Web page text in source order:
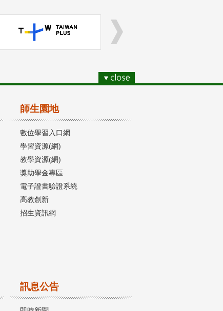
師生園地
數位學習入口網
學習資源(網)
教學資源(網)
獎助學金專區
電子證書驗證系統
高教創新
招生資訊網
訊息公告